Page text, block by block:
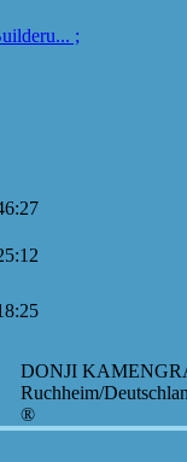
;
DONJI
Ruchheim/
®